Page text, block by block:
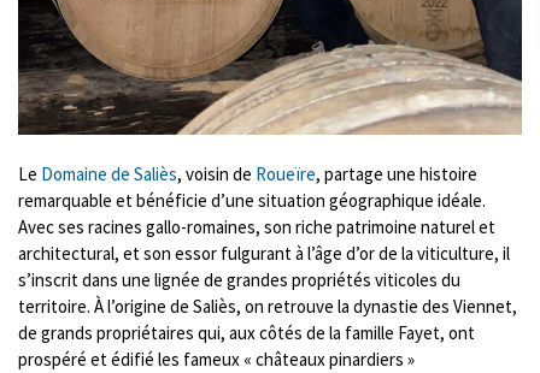
Le Domaine de Saliès, voisin de Roueïre, partage une histoire
remarquable et bénéficie d’une situation géographique idéale.
Avec ses racines gallo-romaines, son riche patrimoine naturel et
architectural, et son essor fulgurant à l’âge d’or de la viticulture, il
s’inscrit dans une lignée de grandes propriétés viticoles du
territoire. À l’origine de Saliès, on retrouve la dynastie des Viennet,
de grands propriétaires qui, aux côtés de la famille Fayet, ont
prospéré et édifié les fameux « châteaux pinardiers »